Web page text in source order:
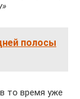
полосы
то время уже